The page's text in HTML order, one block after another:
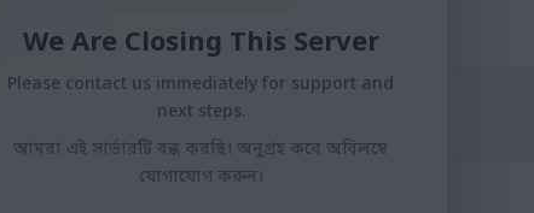
Actions
No Information Available
We Are Closing This Server
Please contact us immediately for support and
next steps.
আমরা এই সার্ভারটি বন্ধ করছি। অনুগ্রহ করে অবিলম্বে
যোগাযোগ করুন।